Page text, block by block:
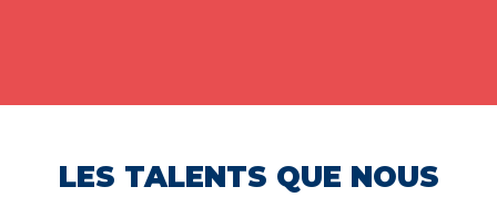
LES TALENTS QUE NOUS